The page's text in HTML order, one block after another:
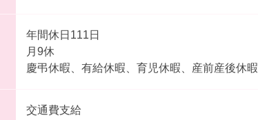
年間休日111日
月9休
慶弔休暇、有給休暇、育児休暇、産前産後休暇
交通費支給